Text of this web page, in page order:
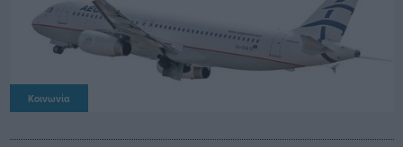
Κοινωνία